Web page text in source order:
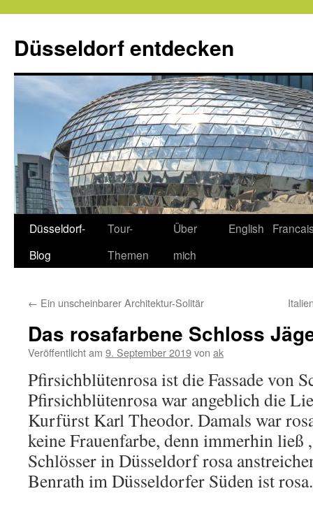
springen
Düsseldorf entdecken
Düsseldorf-
Blog
Tour-
Themen
Über
mich
English
← Ein unscheinbarer Architektur-Solitär
Das rosafarbene Schloss
Veröffentlicht am 9. September 2019von ak
Pfirsichblütenrosa ist die Fassade von
Pfirsichblütenrosa war angeblich die
Kurfürst Karl Theodor. Damals war
keine Frauenfarbe, denn immerhin ließ
Schlösser in Düsseldorf rosa
Benrath im Düsseldorfer Süden ist rosa.